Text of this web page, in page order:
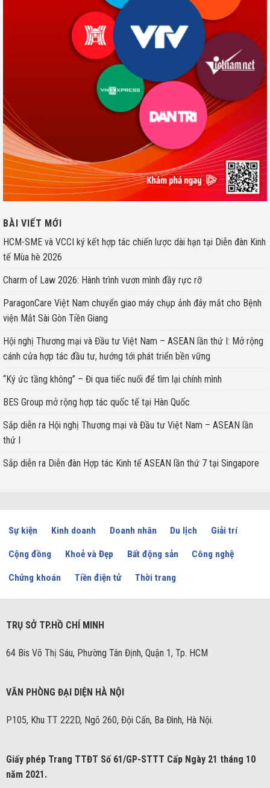
BÀI VIẾT MỚI
HCM-SME và VCCI ký kết hợp tác chiến lược dài hạn tại Diễn đàn Kinh
tế Mùa hè 2026
Charm of Law 2026: Hành trình vươn mình đầy rực rỡ
ParagonCare Việt Nam chuyển giao máy chụp ảnh đáy mắt cho Bệnh
viện Mắt Sài Gòn Tiền Giang
Hội nghị Thương mại và Đầu tư Việt Nam – ASEAN lần thứ I: Mở rộng
cánh cửa hợp tác đầu tư, hướng tới phát triển bền vững
“Ký ức tầng không” – Đi qua tiếc nuối để tìm lại chính mình
BES Group mở rộng hợp tác quốc tế tại Hàn Quốc
Sắp diễn ra Hội nghị Thương mại và Đầu tư Việt Nam – ASEAN lần
thứ I
Sắp diễn ra Diễn đàn Hợp tác Kinh tế ASEAN lần thứ 7 tại Singapore
Sự kiện Kinh doanh Doanh nhân Du lịch Giải trí
Cộng đồng Khoẻ và Đẹp Bất động sản Công nghệ
Chứng khoán Tiền điện tử Thời trang
TRỤ SỞ TP.HỒ CHÍ MINH
64 Bis Võ Thị Sáu, Phường Tân Định, Quận 1, Tp. HCM
VĂN PHÒNG ĐẠI DIỆN HÀ NỘI
P105, Khu TT 222D, Ngõ 260, Đội Cấn, Ba Đình, Hà Nội.
Giấy phép Trang TTĐT Số 61/GP-STTT Cấp Ngày 21 tháng 10
năm 2021.